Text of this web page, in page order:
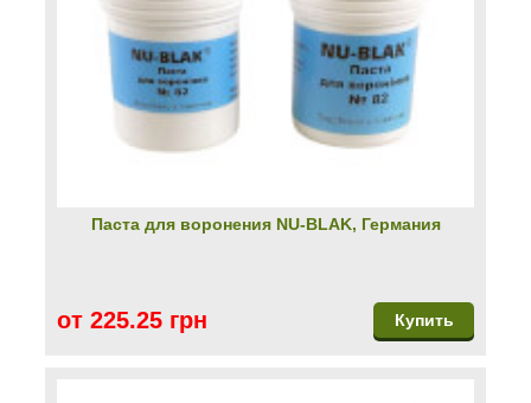
Паста для воронения NU-BLAK, Германия
от 225.25 грн Купить